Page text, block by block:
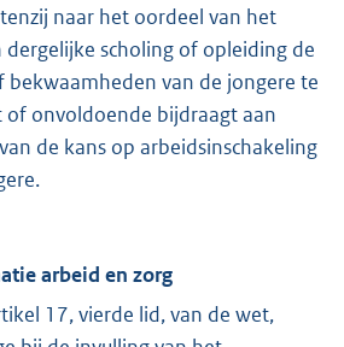
naar het oordeel van het
dergelijke scholing of opleiding de
bekwaamheden van de jongere te
of onvoldoende bijdraagt aan
de kans op arbeidsinschakeling
arbeid en zorg
17, vierde lid, van de wet,